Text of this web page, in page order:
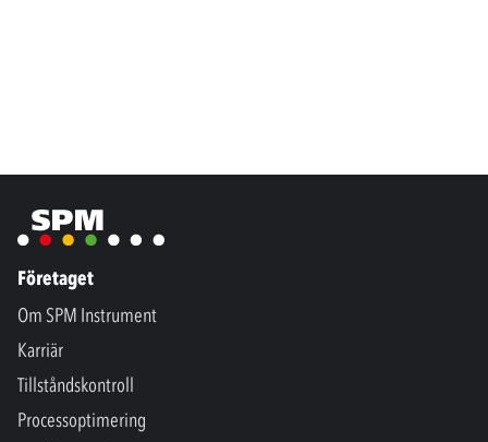
Företaget
Om SPM Instrument
Karriär
Tillståndskontroll
Processoptimering